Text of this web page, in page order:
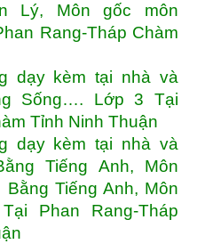
Lý, Môn gốc môn
Rang-Tháp Chàm
dạy kèm tại nhà và
Sống…. Lớp 3 Tại
Tỉnh Ninh Thuận
dạy kèm tại nhà và
Tiếng Anh, Môn
Tiếng Anh, Môn
Phan Rang-Tháp